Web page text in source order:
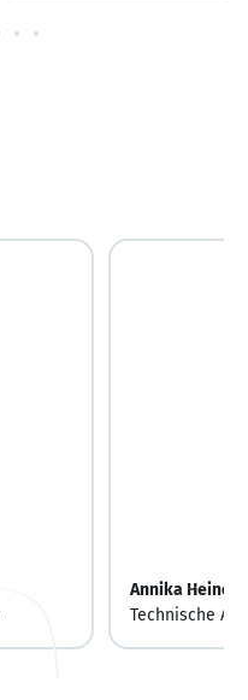
Annika
Technische